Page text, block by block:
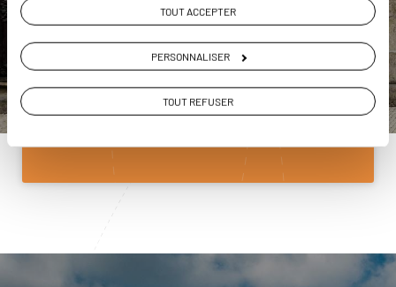
TOUT ACCEPTER
PERSONNALISER
TOUT REFUSER
ou
Construisez votre voyage avec un spécialiste Portugal
01 85 08 10 49